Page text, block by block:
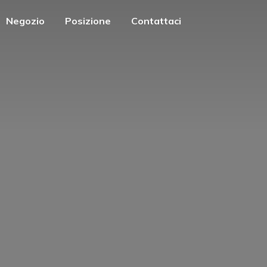
Negozio Posizione Contattaci